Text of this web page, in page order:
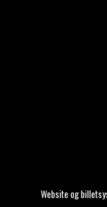
Website og